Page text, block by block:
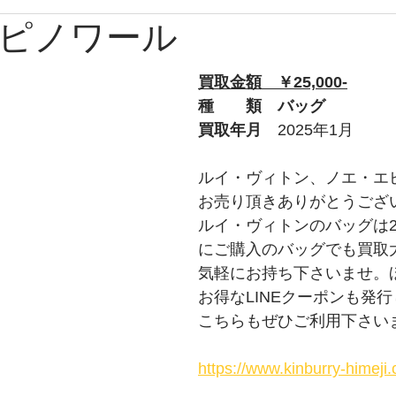
ブルガリ 時計
チューダー トムフォード
ティファニー ウブロ
タグホイヤー ロエベ
ノワール
買取金額　￥25,000-
種　　類　バッグ
買取年月 2025年1月
ルイ・ヴィトン、ノエ・エ
お売り頂きありがとうござ
ルイ・ヴィトンのバッグは
にご購入のバッグでも買取
気軽にお持ち下さいませ。
お得なLINEクーポンも発
こちらもぜひご利用下さい
https://www.kinburry-